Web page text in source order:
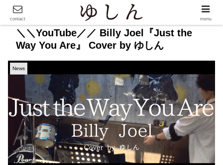
＼＼YouTube／／ Billy Joel『Just the
Way You Are』 Cover by ゆしん
News
contact menu